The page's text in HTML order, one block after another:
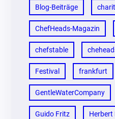
Blog-Beiträge
ChefHeads-Magazin
chefstable
Festival frankfurt
GentleWaterCompany
Guido Fritz Herbert